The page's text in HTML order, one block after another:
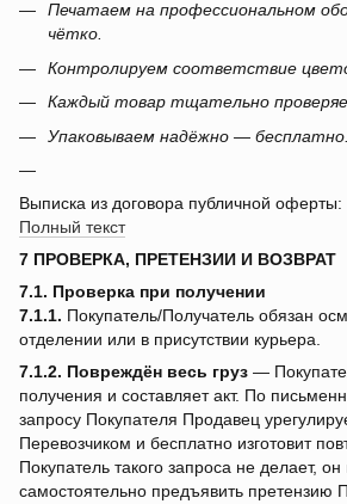
Печатаем на профессиональном
чётко.
Контролируем соответствие
Каждый товар тщательно
Упаковываем надёжно — бесплатно.
Выписка из договора публичной оферты:
Полный текст
7 ПРОВЕРКА, ПРЕТЕНЗИИ И ВОЗВРАТ
7.1. Проверка при получении
7.1.1. Покупатель/Получатель обязан
отделении или в присутствии курьера.
7.1.2. Повреждён весь груз —
получения и составляет акт. По
запросу Покупателя Продавец
Перевозчиком и бесплатно изготовит
Покупатель такого запроса не делает, он
самостоятельно предъявить претензию